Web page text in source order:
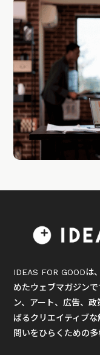
IDEAS FOR GOODは
めたウェブマガジン
ン、アート、広告、
ばるクリエイティブ
問いをひらくための多